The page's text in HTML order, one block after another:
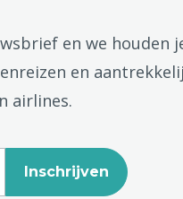
en we houden
en
airlines.
Inschrijven